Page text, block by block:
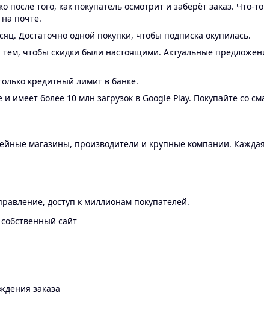
того, как покупатель осмотрит и заберёт заказ. Что-
почте.
Достаточно одной покупки, чтобы подписка окупилась.
тем, чтобы скидки были настоящими. Актуальные
кредитный лимит в банке.
имеет более 10 млн загрузок в Google Play. Покупайте со
магазины, производители и крупные компании.
доступ к миллионам покупателей.
сайт
заказа